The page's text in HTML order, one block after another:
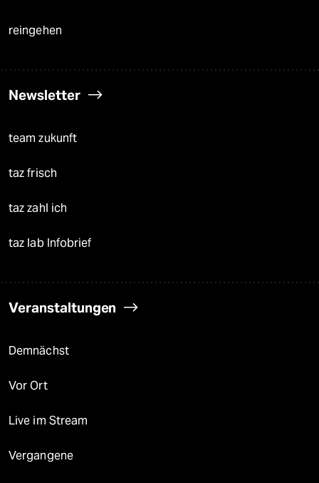
reingehen
Newsletter
team zukunft
taz frisch
taz zahl ich
taz lab Infobrief
Veranstaltungen
Demnächst
Vor Ort
Live im Stream
Vergangene